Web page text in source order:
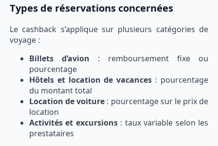
Types de réservations concernées
Le cashback s’applique sur plusieurs catégories de
voyage :
Billets d’avion : remboursement fixe ou
pourcentage
Hôtels et location de vacances : pourcentage
du montant total
Location de voiture : pourcentage sur le prix de
location
Activités et excursions: taux variable selon les
prestataires